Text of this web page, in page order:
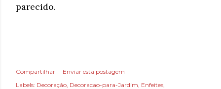
parecido.
Compartilhar
Enviar esta postagem
Labels: Decoração Decoracao-para-Jardim Enfeites